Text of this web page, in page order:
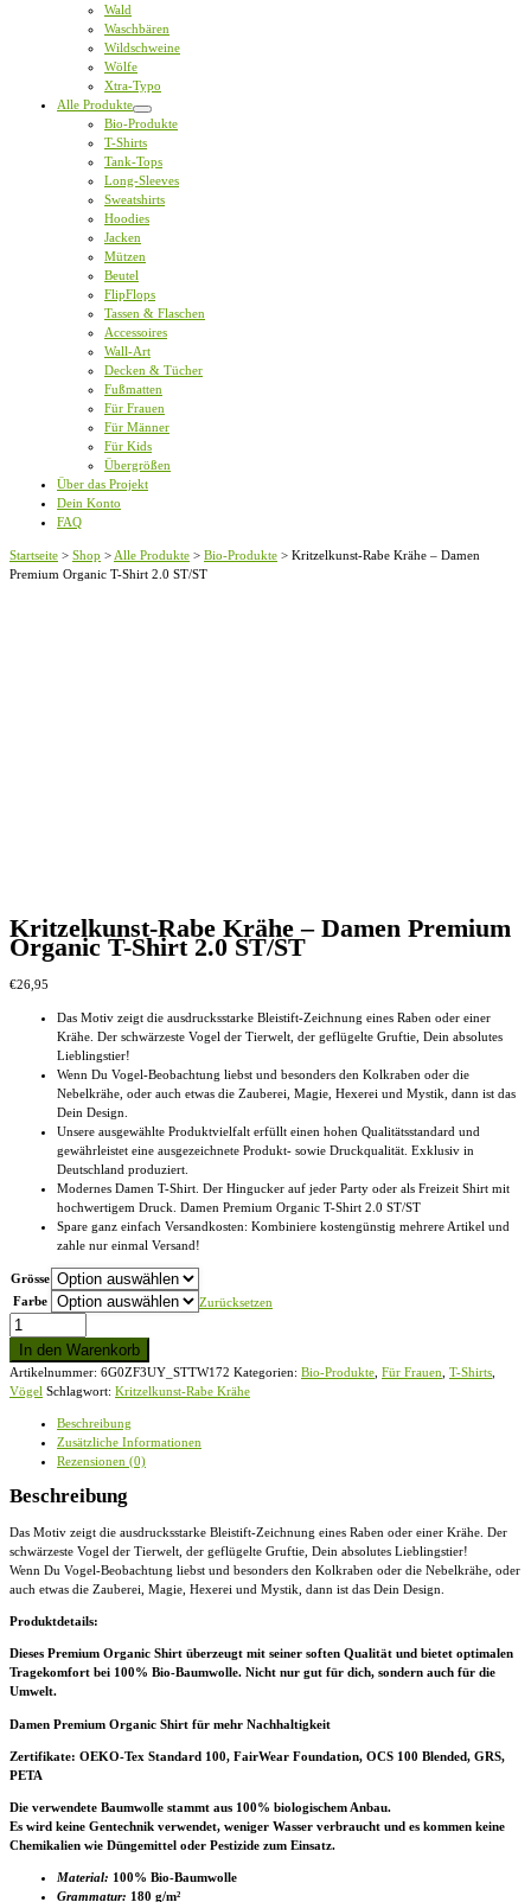
Wald
Waschbären
Wildschweine
Wölfe
Xtra-Typo
Alle Produkte
Bio-Produkte
T-Shirts
Tank-Tops
Long-Sleeves
Sweatshirts
Hoodies
Jacken
Mützen
Beutel
FlipFlops
Tassen & Flaschen
Accessoires
Wall-Art
Decken & Tücher
Fußmatten
Für Frauen
Für Männer
Für Kids
Übergrößen
Über das Projekt
Dein Konto
FAQ
Startseite > Shop > Alle Produkte > Bio-Produkte > Kritzelkunst-Rabe Krähe – Damen
Premium Organic T-Shirt 2.0 ST/ST
Kritzelkunst-Rabe Krähe – Damen Premium
Organic T-Shirt 2.0 ST/ST
€26,95
Das Motiv zeigt die ausdrucksstarke Bleistift-Zeichnung eines Raben oder einer
Krähe. Der schwärzeste Vogel der Tierwelt, der geflügelte Gruftie, Dein absolutes
Lieblingstier!
Wenn Du Vogel-Beobachtung liebst und besonders den Kolkraben oder die
Nebelkrähe, oder auch etwas die Zauberei, Magie, Hexerei und Mystik, dann ist das
Dein Design.
Unsere ausgewählte Produktvielfalt erfüllt einen hohen Qualitätsstandard und
gewährleistet eine ausgezeichnete Produkt- sowie Druckqualität. Exklusiv in
Deutschland produziert.
Modernes Damen T-Shirt. Der Hingucker auf jeder Party oder als Freizeit Shirt mit
hochwertigem Druck. Damen Premium Organic T-Shirt 2.0 ST/ST
Spare ganz einfach Versandkosten: Kombiniere kostengünstig mehrere Artikel und
zahle nur einmal Versand!
Grösse
Farbe
Zurücksetzen
Kritzelkunst-
Rabe
Krähe
-
Damen
Premium
2.0
Menge
In den Warenkorb
Artikelnummer: 6G0ZF3UY_STTW172 Kategorien: Bio-Produkte Für Frauen T-Shirts
Vögel Schlagwort: Kritzelkunst-Rabe Krähe
Beschreibung
Zusätzliche Informationen
Rezensionen (0)
Beschreibung
Das Motiv zeigt die ausdrucksstarke Bleistift-Zeichnung eines Raben oder einer Krähe. Der
schwärzeste Vogel der Tierwelt, der geflügelte Gruftie, Dein absolutes Lieblingstier!
Wenn Du Vogel-Beobachtung liebst und besonders den Kolkraben oder die Nebelkrähe, oder
auch etwas die Zauberei, Magie, Hexerei und Mystik, dann ist das Dein Design.
Produktdetails:
Dieses Premium Organic Shirt überzeugt mit seiner soften Qualität und bietet optimalen
Tragekomfort bei 100% Bio-Baumwolle. Nicht nur gut für dich, sondern auch für die
Umwelt.
Damen Premium Organic Shirt für mehr Nachhaltigkeit
Zertifikate: OEKO-Tex Standard 100, FairWear Foundation, OCS 100 Blended, GRS,
PETA
Die verwendete Baumwolle stammt aus 100% biologischem Anbau.
Es wird keine Gentechnik verwendet, weniger Wasser verbraucht und es kommen keine
Chemikalien wie Düngemittel oder Pestizide zum Einsatz.
Material: 100% Bio-Baumwolle
Grammatur: 180 g/m²